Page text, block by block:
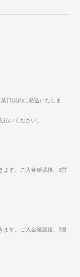
日以内に発送いたしま
払いください。
ます。ご入金確認後、3営
ます。ご入金確認後、3営